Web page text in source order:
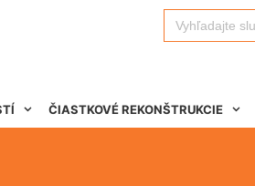
Search
for:
ČIASTKOVÉ REKONŠTRUKCIE